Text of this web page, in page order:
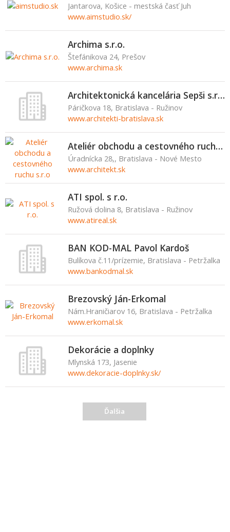
Jantarova, Košice - mestská časť Juh
www.aimstudio.sk/
Archima s.r.o.
Štefánikova 24, Prešov
www.archima.sk
Architektonická kancelária Sepši s.r.o.
Páričkova 18, Bratislava - Ružinov
www.architekti-bratislava.sk
Ateliér obchodu a cestovného ruchu s.r.o
Úradnícka 28,, Bratislava - Nové Mesto
www.architekt.sk
ATI spol. s r.o.
Ružová dolina 8, Bratislava - Ružinov
www.atireal.sk
BAN KOD-MAL Pavol Kardoš
Bulíkova č.11/prízemie, Bratislava - Petržalka
www.bankodmal.sk
Brezovský Ján-Erkomal
Nám.Hraničiarov 16, Bratislava - Petržalka
www.erkomal.sk
Dekorácie a doplnky
Mlynská 173, Jasenie
www.dekoracie-doplnky.sk/
Ďalšia